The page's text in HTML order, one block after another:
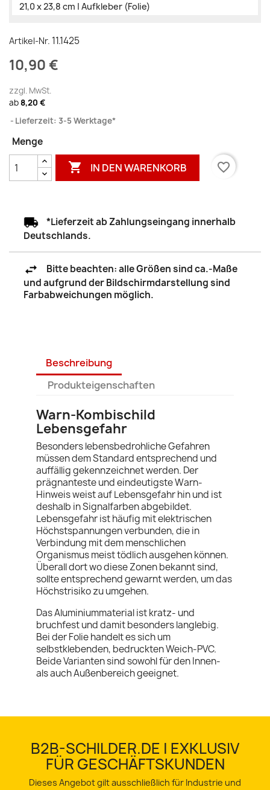
21,0 x 23,8 cm | Aufkleber (Folie)
Artikel-Nr. 11.1425
10,90 €
zzgl. MwSt.
ab8,20 €
Lieferzeit: 3-5 Werktage*
Menge
 IN DEN WARENKORB favorite_border
*Lieferzeit ab Zahlungseingang innerhalb
Deutschlands.
Bitte beachten: alle Größen sind ca.-Maße
und aufgrund der Bildschirmdarstellung sind
Farbabweichungen möglich.
Beschreibung
Produkteigenschaften
Warn-Kombischild
Lebensgefahr
Besonders lebensbedrohliche Gefahren
müssen dem Standard entsprechend und
auffällig gekennzeichnet werden. Der
prägnanteste und eindeutigste Warn-
Hinweis weist auf Lebensgefahr hin und ist
deshalb in Signalfarben abgebildet.
Lebensgefahr ist häufig mit elektrischen
Höchstspannungen verbunden, die in
Verbindung mit dem menschlichen
Organismus meist tödlich ausgehen können.
Überall dort wo diese Zonen bekannt sind,
sollte entsprechend gewarnt werden, um das
Höchstrisiko zu umgehen.
Das Aluminiummaterial ist kratz- und
bruchfest und damit besonders langlebig.
Bei der Folie handelt es sich um
selbstklebenden, bedruckten Weich-PVC.
Beide Varianten sind sowohl für den Innen-
als auch Außenbereich geeignet.
B2B-SCHILDER.DE | EXKLUSIV
FÜR GESCHÄFTSKUNDEN
Dieses Angebot gilt ausschließlich für Industrie und